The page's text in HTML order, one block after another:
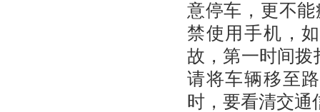
意停车，更不
禁使用手机，
故，第一时间拨
请将车辆移至
时，要看清交通